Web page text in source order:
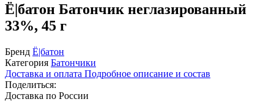
Ё|батон Батончик неглазированный
33%, 45 г
Бренд Ё|батон
Категория Батончики
Доставка и оплата Подробное описание и состав
Поделиться:
Доставка по России